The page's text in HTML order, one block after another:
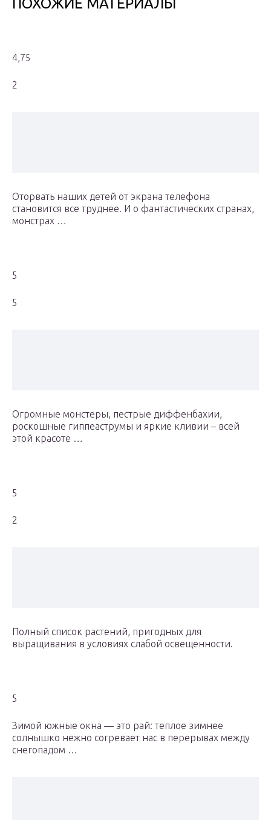
ПОХОЖИЕ МАТЕРИАЛЫ
4,75
2
Оторвать наших детей от экрана телефона
становится все труднее. И о фантастических странах,
монстрах …
5
5
Огромные монстеры, пестрые диффенбахии,
роскошные гиппеаструмы и яркие кливии – всей
этой красоте …
5
2
Полный список растений, пригодных для
выращивания в условиях слабой освещенности.
5
Зимой южные окна — это рай: теплое зимнее
солнышко нежно согревает нас в перерывах между
снегопадом …